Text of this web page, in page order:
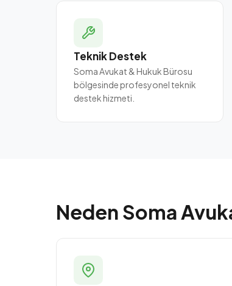
Teknik Destek
Soma Avukat & Hukuk Bürosu
bölgesinde profesyonel teknik
destek hizmeti.
Neden Soma